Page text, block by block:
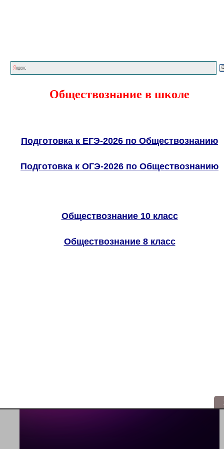
Обществознание в школе
Подготовка к ЕГЭ-2026 по Обществознанию
Подготовка к ОГЭ-2026 по Обществознанию
Обществознание 10 класс
Обществознание 8 класс